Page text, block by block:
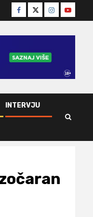
Facebook
TwitterInstagram
Youtube
INTERVJU